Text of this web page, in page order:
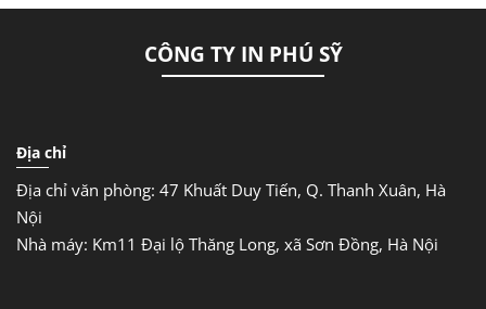
CÔNG TY IN PHÚ SỸ
Địa chỉ
Địa chỉ văn phòng: 47 Khuất Duy Tiến, Q. Thanh Xuân, Hà
Nội
Nhà máy: Km11 Đại lộ Thăng Long, xã Sơn Đồng, Hà Nội